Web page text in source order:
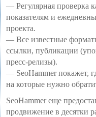
— Регулярная проверка
показателям и
проекта.
— Все известные
ссылки, публикации
пресс-релизы).
— SeoHammer покажет,
на которые нужно
SeoHammer еще
продвижение в десятки